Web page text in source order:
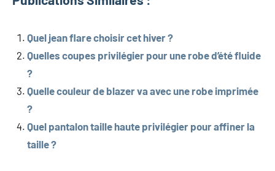
Quel jean flare choisir cet hiver ?
Quelles coupes privilégier pour une robe d’été fluide
?
Quelle couleur de blazer va avec une robe imprimée
?
Quel pantalon taille haute privilégier pour affiner la
taille ?